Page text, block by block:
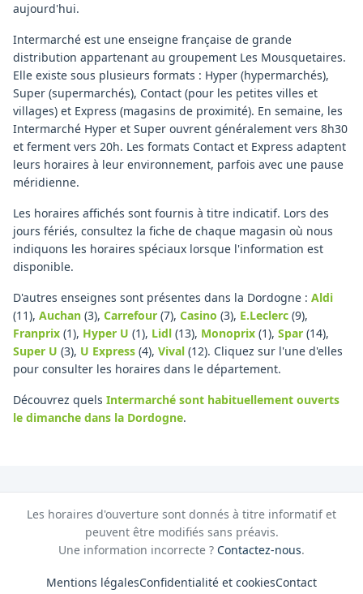
aujourd'hui.
Intermarché est une enseigne française de grande
distribution appartenant au groupement Les Mousquetaires.
Elle existe sous plusieurs formats : Hyper (hypermarchés),
Super (supermarchés), Contact (pour les petites villes et
villages) et Express (magasins de proximité). En semaine, les
Intermarché Hyper et Super ouvrent généralement vers 8h30
et ferment vers 20h. Les formats Contact et Express adaptent
leurs horaires à leur environnement, parfois avec une pause
méridienne.
Les horaires affichés sont fournis à titre indicatif. Lors des
jours fériés, consultez la fiche de chaque magasin où nous
indiquons les horaires spéciaux lorsque l'information est
disponible.
D'autres enseignes sont présentes dans la Dordogne : Aldi
(11), Auchan (3), Carrefour (7), Casino (3), E.Leclerc (9),
Franprix (1), Hyper U (1), Lidl (13), Monoprix (1), Spar (14),
Super U (3), U Express (4), Vival (12). Cliquez sur l'une d'elles
pour consulter les horaires dans le département.
Découvrez quels Intermarché sont habituellement ouverts
le dimanche dans la Dordogne.
Les horaires d'ouverture sont donnés à titre informatif et
peuvent être modifiés sans préavis.
Une information incorrecte ? Contactez-nous.
Mentions légalesConfidentialité et cookiesContact